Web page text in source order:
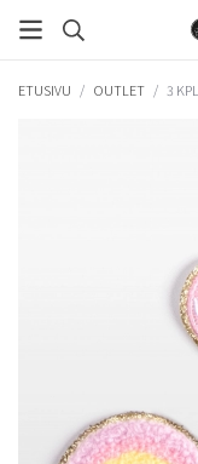
ETUSIVU / OUTLET / 3